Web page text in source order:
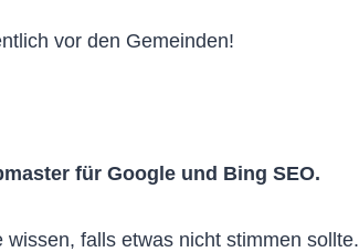
vor den Gemeinden!
für Google und Bing SEO.
falls etwas nicht stimmen sollte.